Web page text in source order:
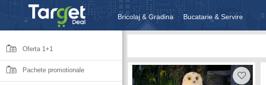
Bricolaj & Gradina Bucatarie & Servire
Unelte & Scule Jucarii, Copii & Bebe
Oferta 1+1
Pachete promotionale